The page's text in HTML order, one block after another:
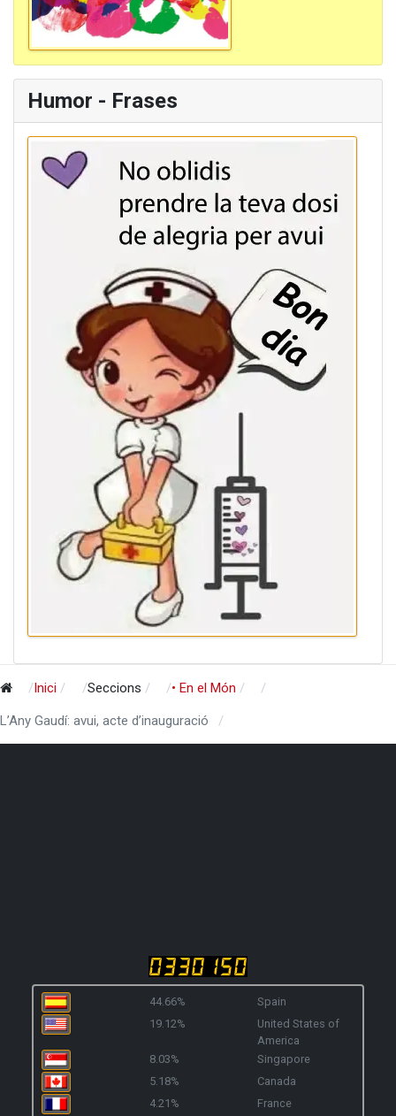
Humor - Frases
Inici Seccions • En el Món
L’Any Gaudí: avui, acte d’inauguració
44.66%
Spain
19.12%
United States of
America
8.03%
Singapore
5.18%
Canada
4.21%
France